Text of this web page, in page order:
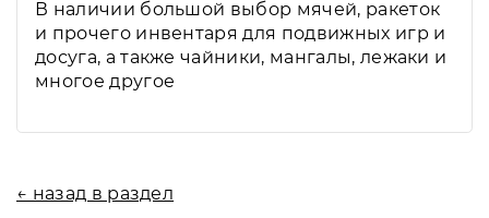
В наличии большой выбор мячей, ракеток
и прочего инвентаря для подвижных игр и
досуга, а также чайники, мангалы, лежаки и
многое другое
← назад в раздел